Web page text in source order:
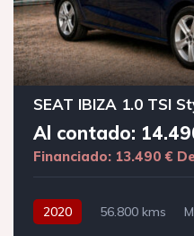
SEAT IBIZA 1.0 TSI
Al contado:
Financiado: 13.490 €
2020 56.800 kms